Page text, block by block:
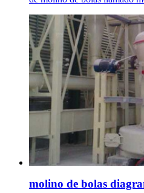
molino de bolas